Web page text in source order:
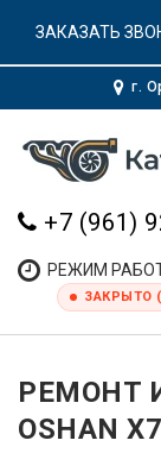
г.
+7 (961)
РЕЖИМ
ЗАКРЫТО
ЗАКАЗАТЬ
РЕМОНТ
OSHAN